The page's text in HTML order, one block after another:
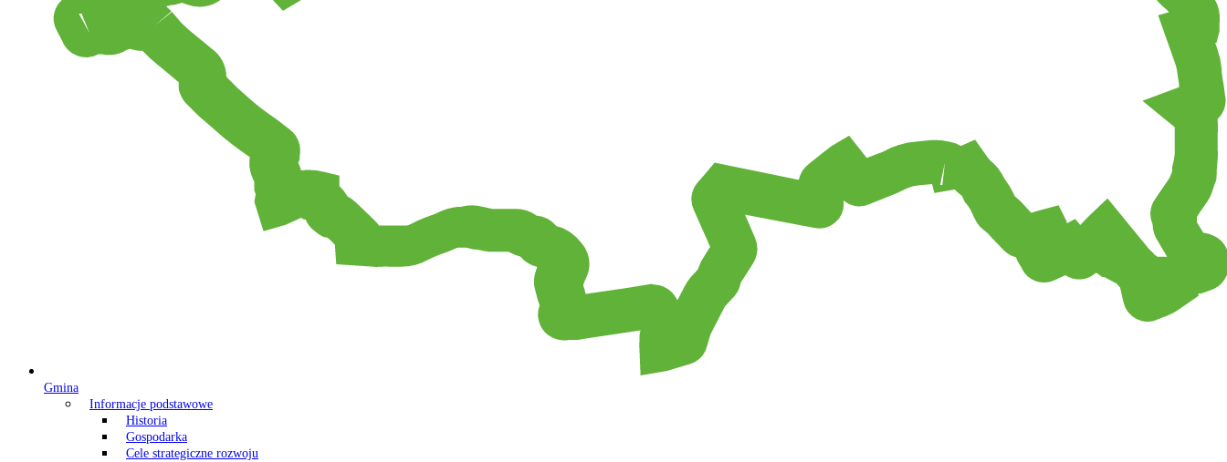
Gmina
Informacje podstawowe
Historia
Gospodarka
Cele strategiczne rozwoju